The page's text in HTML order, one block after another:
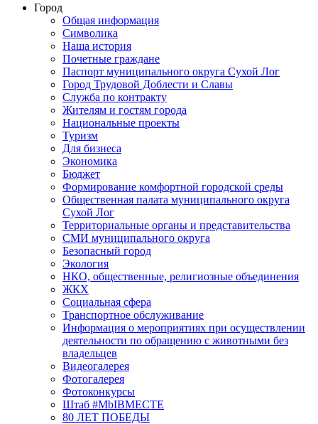
Город
Общая информация
Символика
Наша история
Почетные граждане
Паспорт муниципального округа Сухой Лог
Город Трудовой Доблести и Славы
Служба по контракту
Жителям и гостям города
Национальные проекты
Туризм
Для бизнеса
Экономика
Бюджет
Формирование комфортной городской среды
Общественная палата муниципального округа
Сухой Лог
Территориальные органы и представительства
СМИ муниципального округа
Безопасный город
Экология
НКО, общественные, религиозные объединения
ЖКХ
Социальная сфера
Транспортное обслуживание
Информация о мероприятиях при осуществлении
деятельности по обращению с животными без
владельцев
Видеогалерея
Фотогалерея
Фотоконкурсы
Штаб #MbIBMECTE
80 ЛЕТ ПОБЕДЫ